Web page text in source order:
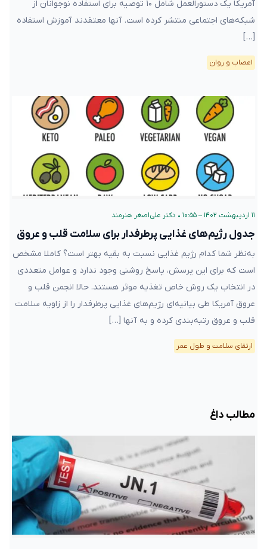
آمریکا یک دستورالعمل شامل ۱۰ توصیه برای استفاده نوجوانان از
شبکه‌های اجتماعی منتشر کرده است. آنها معتقدند آموزش استفاده
[…]
اعصاب و روان
۱۱ اردیبهشت ۱۴۰۲ – ۱۰:۵۵ • دکتر علی‌اصغر هنرمند
جدول رژیم‌های غذایی پرطرفدار برای سلامت قلب و عروق
به‌نظر شما کدام رژیم غذایی نسبت به بقیه بهتر است؟ کاملا مشخص
است که برای این پرسش، پاسخ روشنی وجود ندارد و عوامل متعددی
در انتخاب یک روش خاص تغذیه موثر هستند. حالا انجمن قلب‌ و
عروق آمریکا طی بیانیه‌ای رژیم‌های غذایی پرطرفدار را از زاویه سلامت
قلب و عروق رتبه‌بندی کرده و به آنها […]
ارتقای سلامت و طول عمر
مطالب داغ